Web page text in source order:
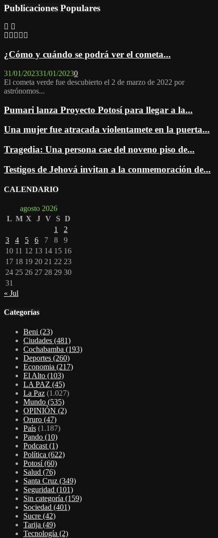
Publicaciones Populares
¿Cómo y cuándo se podrá ver el cometa...
31/01/202331/01/20230
El cometa verde fue descubierto el 2 de marzo de 2022 por
astrónomos...
Pumari lanza Proyecto Potosí para llegar a la...
Una mujer fue atracada violentamete en la puerta...
Tragedia: Una persona cae del noveno piso de...
Testigos de Jehová invitan a la conmemoración de...
CALENDARIO
agosto 2026
L M X J V S D
1
2
3
4 5 6 7 8
9
10 11 12 13 14 15 16
17 18 19 20 21 22 23
24 25 26 27 28 29 30
31
« Jul
Categorías
Beni (23)
Ciudades (481)
Cochabamba (193)
Deportes (260)
Economia (217)
El Alto (103)
LA PAZ (45)
La Paz (1.027)
Mundo (535)
OPINIÓN (2)
Oruro (47)
País (1.187)
Pando (10)
Podcast (1)
Política (622)
Potosí(60)
Salud (76)
Santa Cruz (349)
Seguridad (101)
Sin categoría (159)
Sociedad (401)
Sucre (42)
Tarija (49)
Tecnología (2)